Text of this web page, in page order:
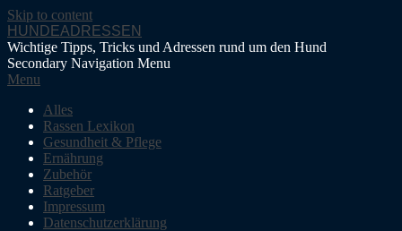
Skip to content
HUNDEADRESSEN
Wichtige Tipps, Tricks und Adressen rund um den Hund
Secondary Navigation Menu
Menu
Alles
Rassen Lexikon
Gesundheit & Pflege
Ernährung
Zubehör
Ratgeber
Impressum
Datenschutzerklärung